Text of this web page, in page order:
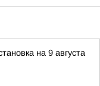
на 9 августа